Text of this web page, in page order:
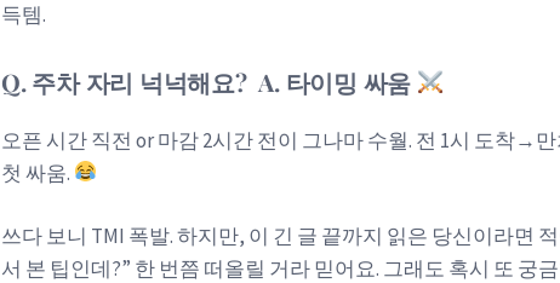
득템.
Q. 주차 자리 넉넉해요? A. 타이밍 싸움
오픈 시간 직전 or 마감 2시간 전이 그나마 수월. 전 1시 도착
첫 싸움.
쓰다 보니 TMI 폭발. 하지만, 이 긴 글 끝까지 읽은 당신이라면
서 본 팁인데?” 한 번쯤 떠올릴 거라 믿어요. 그래도 혹시 또 궁